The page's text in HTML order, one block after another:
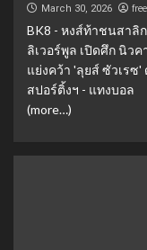
March 30, 2026
BK8 - หงส์ท้าชนสาลิ
ลิเวอร์พูล เปิดศึก นิวค
แย่งคว้า 'ลุยส์ ซัวเรซ'
สปอร์ติ้งฯ - แทงบอล
(more…)